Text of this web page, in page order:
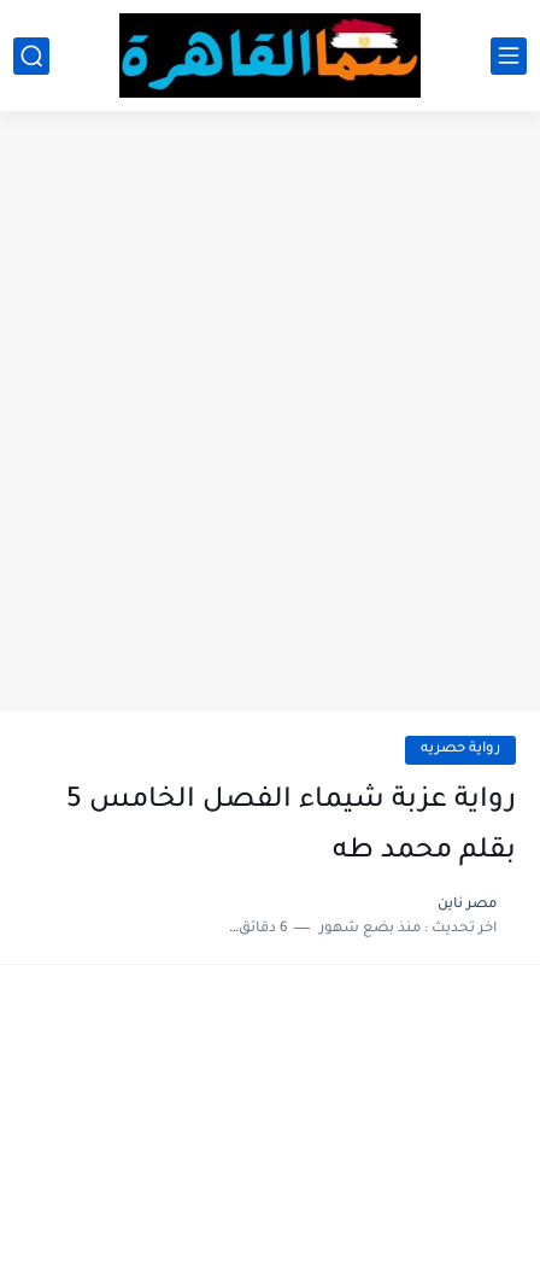
رواية حصريه
رواية عزبة شيماء الفصل الخامس 5
بقلم محمد طه
مصر ناين
اخر تحديث :منذ بضع شهور 6 دقائق للقراءة